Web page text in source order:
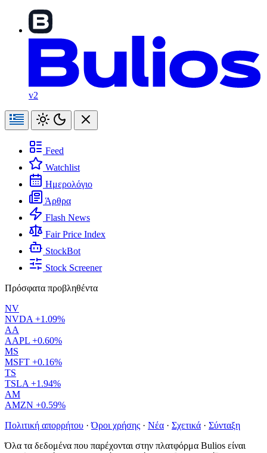
v2
Feed
Watchlist
Ημερολόγιο
Άρθρα
Flash News
Fair Price Index
StockBot
Stock Screener
Πρόσφατα προβληθέντα
NV
NVDA +1.09%
AA
AAPL +0.60%
MS
MSFT +0.16%
TS
TSLA +1.94%
AM
AMZN +0.59%
Πολιτική απορρήτου · Όροι χρήσης · Νέα · Σχετικά · Σύνταξη
Όλα τα δεδομένα που παρέχονται στην πλατφόρμα Bulios είναι